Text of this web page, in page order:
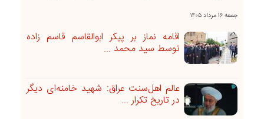
جمعه ۱۶ مرداد ۱۴۰۵
اقامه نماز بر پیکر ابوالقاسم قاسم زاده
توسط سید محمد ...
عالم اهل‌سنت عراق: شهید خامنه‌ای دیگر
در تاریخ تکرار ...